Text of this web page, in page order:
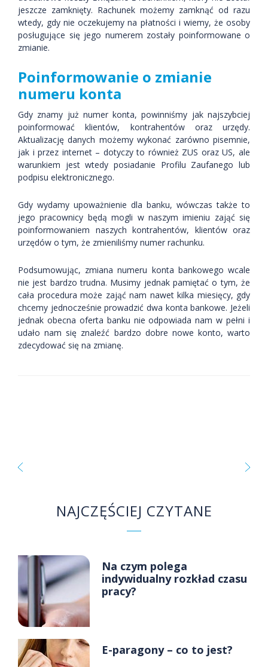
jeszcze zamknięty. Rachunek możemy zamknąć od razu
wtedy, gdy nie oczekujemy na płatności i wiemy, że osoby
posługujące się jego numerem zostały poinformowane o
zmianie.
Poinformowanie o zmianie
numeru konta
Gdy znamy już numer konta, powinniśmy jak najszybciej
poinformować klientów, kontrahentów oraz urzędy.
Aktualizację danych możemy wykonać zarówno pisemnie,
jak i przez internet – dotyczy to również ZUS oraz US, ale
warunkiem jest wtedy posiadanie Profilu Zaufanego lub
podpisu elektronicznego.
Gdy wydamy upoważnienie dla banku, wówczas także to
jego pracownicy będą mogli w naszym imieniu zająć się
poinformowaniem naszych kontrahentów, klientów oraz
urzędów o tym, że zmieniliśmy numer rachunku.
Podsumowując, zmiana numeru konta bankowego wcale
nie jest bardzo trudna. Musimy jednak pamiętać o tym, że
cała procedura może zająć nam nawet kilka miesięcy, gdy
chcemy jednocześnie prowadzić dwa konta bankowe. Jeżeli
jednak obecna oferta banku nie odpowiada nam w pełni i
udało nam się znaleźć bardzo dobre nowe konto, warto
zdecydować się na zmianę.
NAJCZĘŚCIEJ CZYTANE
Na czym polega
indywidualny rozkład czasu
pracy?
E-paragony – co to jest?